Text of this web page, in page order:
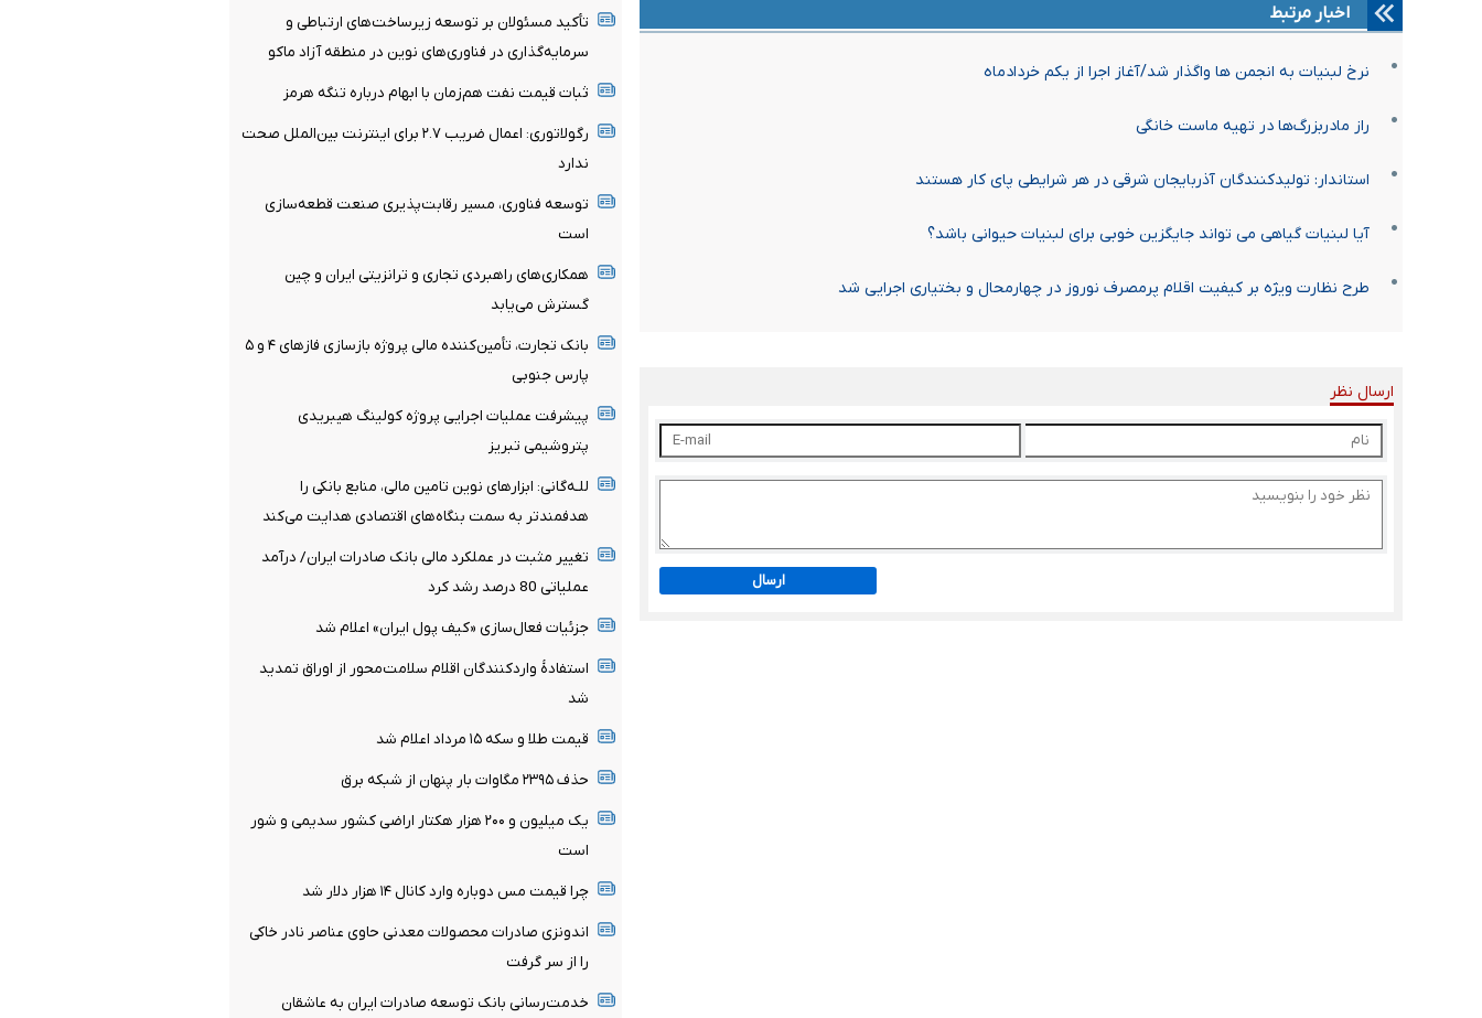
اخبار مرتبط
نرخ لبنیات به انجمن ها واگذار شد/آغاز اجرا از یکم خردادماه
راز مادربزرگ‌ها در تهیه ماست خانگی
استاندار: تولیدکنندگان آذربایجان شرقی در هر شرایطی پای کار هستند
آیا لبنیات گیاهی می تواند جایگزین خوبی برای لبنیات حیوانی باشد؟
طرح نظارت ویژه بر کیفیت اقلام پرمصرف نوروز در چهارمحال و بختیاری اجرایی شد
ارسال نظر
ارسال
تأکید مسئولان بر توسعه زیرساخت‌های ارتباطی و
سرمایه‌گذاری در فناوری‌های نوین در منطقه آزاد ماکو
ثبات قیمت نفت هم‌زمان با ابهام درباره تنگه هرمز
رگولاتوری: اعمال ضریب ۲.۷ برای اینترنت بین‌الملل صحت
ندارد
توسعه فناوری، مسیر رقابت‌پذیری صنعت قطعه‌سازی
است
همکاری‌های راهبردی تجاری و ترانزیتی ایران و چین
گسترش می‌یابد
بانک تجارت، تأمین‌کننده مالی پروژه بازسازی فازهای ۴ و ۵
پارس جنوبی
پیشرفت عملیات اجرایی پروژه کولینگ هیبریدی
پتروشیمی تبریز
للـه‌گانی: ابزارهای نوین تامین مالی، منابع بانکی را
هدفمندتر به سمت بنگاه‌های اقتصادی هدایت می‌کند
تغییر مثبت در عملکرد مالی بانک صادرات ایران/ درآمد
عملیاتی 80 درصد رشد کرد
جزئیات فعال‌سازی «کیف پول ایران» اعلام شد
استفادۀ واردکنندگان اقلام سلامت‌محور از اوراق تمدید
شد
قیمت طلا و سکه ۱۵ مرداد اعلام شد
حذف ۲۳۹۵ مگاوات بار پنهان از شبکه برق
یک میلیون و ۲۰۰ هزار هکتار اراضی کشور سدیمی و شور
است
چرا قیمت مس دوباره وارد کانال ۱۴ هزار دلار شد
اندونزی صادرات محصولات معدنی حاوی عناصر نادر خاکی
را از سر گرفت
خدمت‌رسانی بانک توسعه صادرات ایران به عاشقان